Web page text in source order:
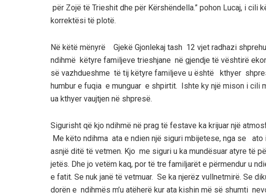
për Zojë të Trieshit dhe për Kërshëndella.” pohon Lucaj, i cili
korrektësi të plotë.
Në këtë mënyrë
Gjekë Gjonlekaj tash 12 vjet radhazi
ndihmë këtyre familjeve trieshjane në gjendje të vështirë
së vazhdueshme të tij këtyre familjeve u është kthyer
humbur e fuqia e munguar e shpirtit. Ishte ky një mison i cili
ua kthyer vaujtjen në shpresë.
Sigurisht që kjo ndihmë në prag të festave ka krijuar një
Me këto ndihma ata e ndien një siguri mbijetese, nga se
asnjë ditë të vetmen. Kjo me siguri u ka mundësuar atyre të
jetës. Dhe jo vetëm kaq, por të tre familjarët e përmendur u
e fatit. Se nuk janë të vetmuar. Se ka njerëz vullnetmirë. Se
dorën e ndihmës m’u atëherë kur ata kishin më së shumti